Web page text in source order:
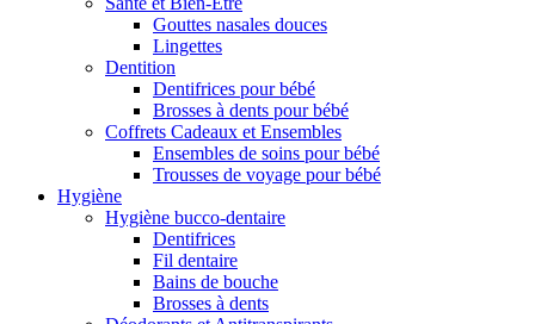
Gouttes nasales douces
Lingettes
Dentition
Dentifrices pour bébé
Brosses à dents pour bébé
Coffrets Cadeaux et Ensembles
Ensembles de soins pour bébé
Trousses de voyage pour bébé
Hygiène
Hygiène bucco-dentaire
Dentifrices
Fil dentaire
Bains de bouche
Brosses à dents